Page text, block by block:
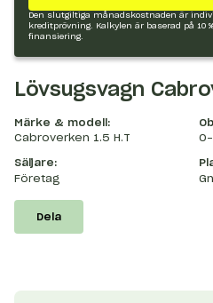
Den slutgiltiga månadskostnaden är
kreditprövning. Kalkylen är baserad på 10
finansiering.
Lövsugsvagn
Märke & modell:
Cabroverken 1.5 H.T
Säljare:
Företag
Dela